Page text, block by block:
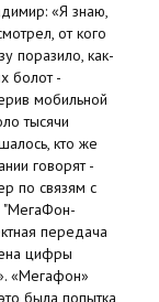
«Я знаю,
от кого
поразило, как-
болот -
мобильной
тысячи
кто же
говорят -
по связям с
"МегаФон-
передача
цифры
«Мегафон»
была попытка